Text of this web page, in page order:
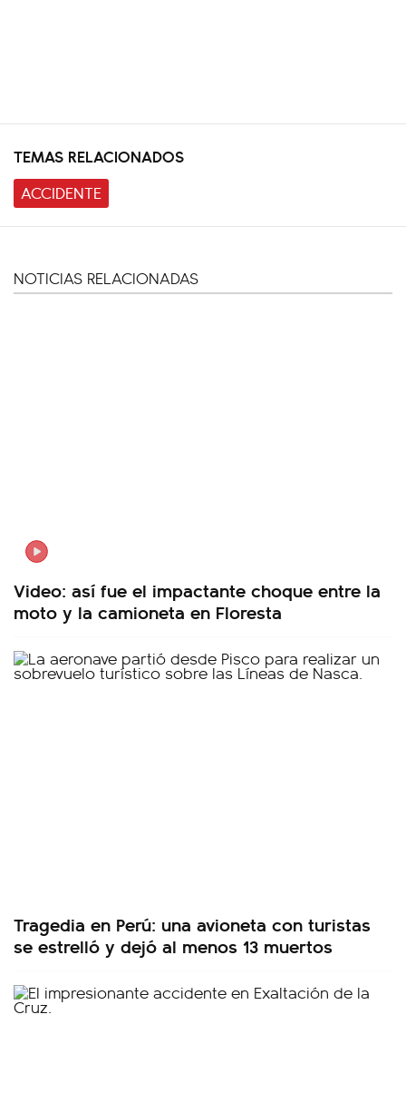
TEMAS RELACIONADOS
ACCIDENTE
NOTICIAS RELACIONADAS
Video: así fue el impactante choque entre la
moto y la camioneta en Floresta
Tragedia en Perú: una avioneta con turistas
se estrelló y dejó al menos 13 muertos